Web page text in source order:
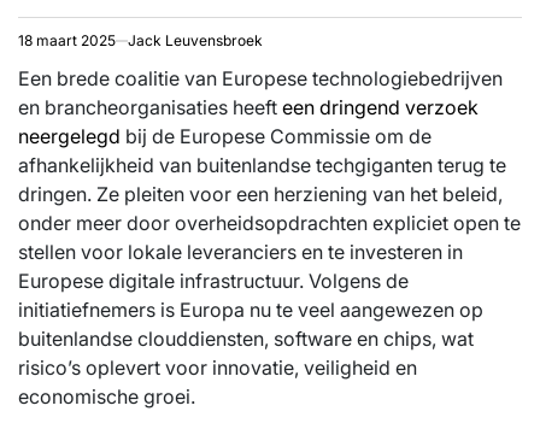
18 maart 2025 Jack Leuvensbroek
Een brede coalitie van Europese technologiebedrijven
en brancheorganisaties heeft een dringend verzoek
neergelegd bij de Europese Commissie om de
afhankelijkheid van buitenlandse techgiganten terug te
dringen. Ze pleiten voor een herziening van het beleid,
onder meer door overheidsopdrachten expliciet open te
stellen voor lokale leveranciers en te investeren in
Europese digitale infrastructuur. Volgens de
initiatiefnemers is Europa nu te veel aangewezen op
buitenlandse clouddiensten, software en chips, wat
risico’s oplevert voor innovatie, veiligheid en
economische groei.